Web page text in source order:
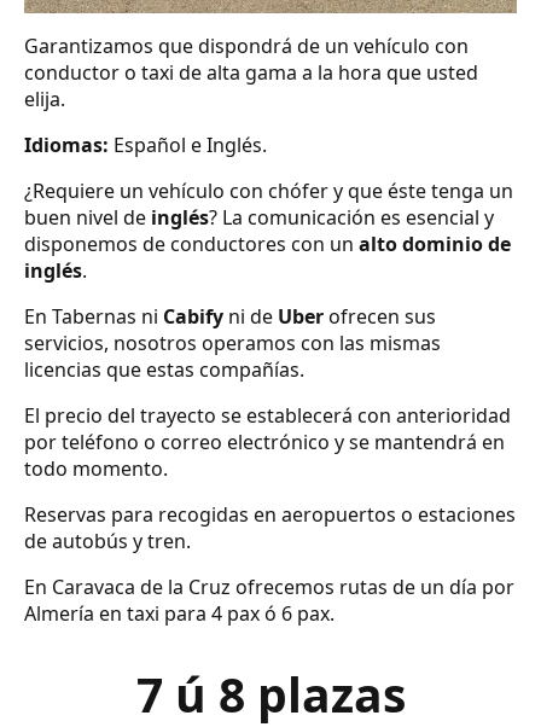
Garantizamos que dispondrá de un vehículo con
conductor o taxi de alta gama a la hora que usted
elija.
Idiomas: Español e Inglés.
¿Requiere un vehículo con chófer y que éste tenga un
buen nivel de inglés? La comunicación es esencial y
disponemos de conductores con un alto dominio de
inglés.
En Tabernas ni Cabify ni de Uberofrecen sus
servicios, nosotros operamos con las mismas
licencias que estas compañías.
El precio del trayecto se establecerá con anterioridad
por teléfono o correo electrónico y se mantendrá en
todo momento.
Reservas para recogidas en aeropuertos o estaciones
de autobús y tren.
En Caravaca de la Cruz ofrecemos rutas de un día por
Almería en taxi para 4 pax ó 6 pax.
7 ú 8 plazas